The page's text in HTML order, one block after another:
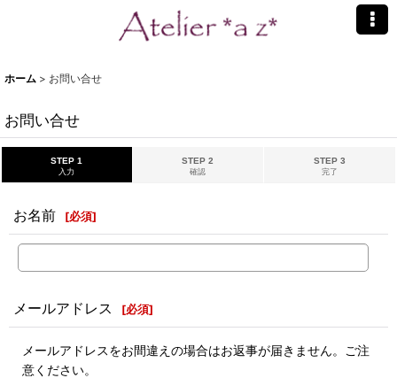
ホーム > お問い合せ
お問い合せ
STEP 1
入力
STEP 2
確認
STEP 3
完了
お名前 [必須]
メールアドレス [必須]
メールアドレスをお間違えの場合はお返事が届きません。ご注
意ください。